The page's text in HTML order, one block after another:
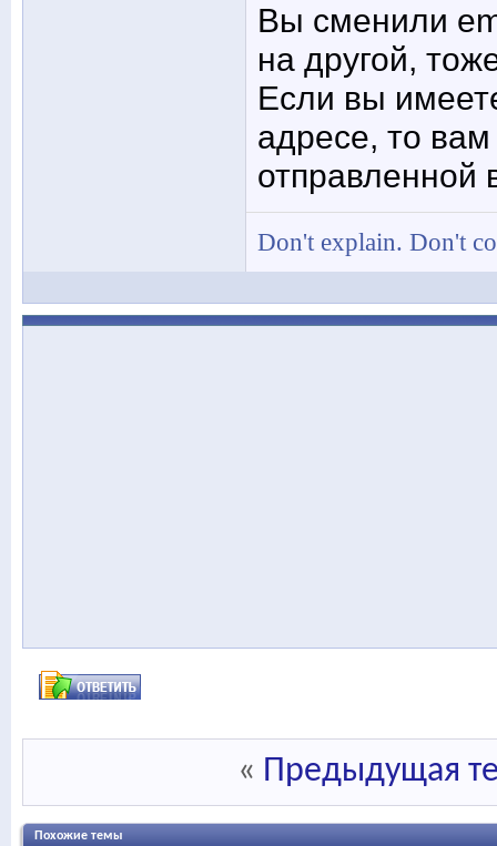
Вы сменили
на другой,
Если вы
адресе, то
отправленной
Don't explain. Don't
« Предыдущая
Похожие темы